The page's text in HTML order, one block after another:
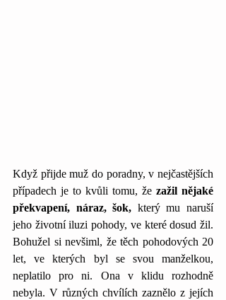
Když přijde muž do poradny, v nejčastějších
případech je to kvůli tomu, že zažil nějaké
překvapení, náraz, šok, který mu naruší
jeho životní iluzi pohody, ve které dosud žil.
Bohužel si nevšiml, že těch pohodových 20
let, ve kterých byl se svou manželkou,
neplatilo pro ni. Ona v klidu rozhodně
nebyla. V různých chvílích zaznělo z jejích